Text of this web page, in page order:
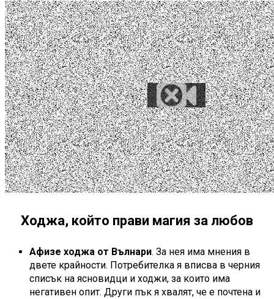
Ходжа, който прави магия за любов
Афизе ходжа от Вълнари. За нея има мнения в
двете крайности. Потребителка я вписва в черния
списък на ясновидци и ходжи, за които има
негативен опит. Други пък я хвалят, че е почтена и